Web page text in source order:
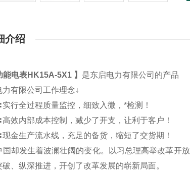
介绍
能电表HK15A-5X1】 是东启电力有限公司的产品
有限公司工作理念↓
实行全过程质量监控，细致入微，*检测！
效内部成本控制，减少了开支，让利于客户！
金生产流水线，充足的备货，缩短了交货期！
国却发生着波澜壮阔的变化。以习总理高举改革开
、纵深推进，开创了改革发展的崭新局面。